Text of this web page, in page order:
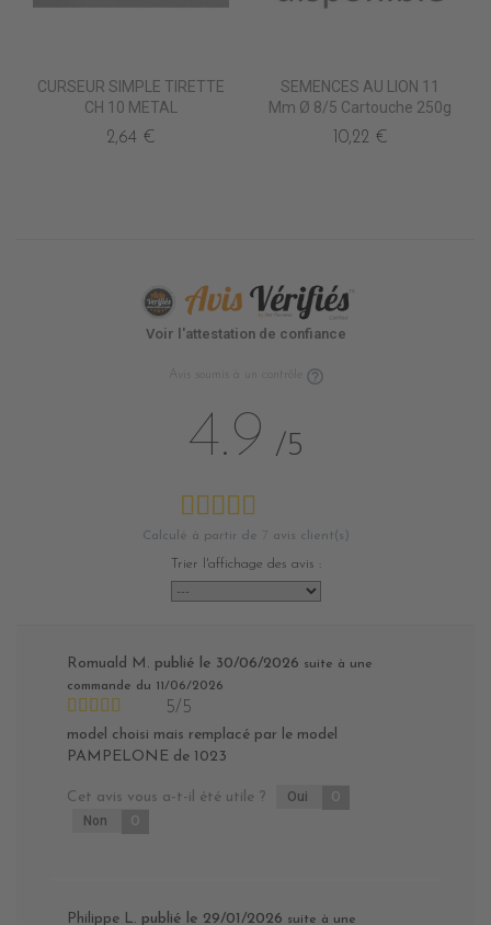
CURSEUR SIMPLE TIRETTE
CH 10 METAL
2,64 €
SEMENCES AU LION 11
Mm Ø 8/5 Cartouche 250g
10,22 €
Voir l'attestation de confiance
Avis soumis à un contrôle
4.9 /5
Calculé à partir de avis client(s)
Trier l'affichage des avis :
Romuald M. publié le 30/06/2026 suite à une
commande du 11/06/2026
5/5
model choisi mais remplacé par le model
PAMPELONE de 1023
Cet avis vous a-t-il été utile ? Oui 0
Non 0
Philippe L. publié le 29/01/2026 suite à une